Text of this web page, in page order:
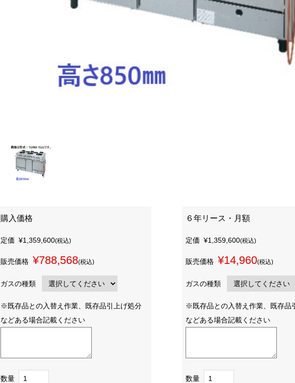
購入価格
定価 ¥1,359,600(税込)
販売価格 ¥788,568(税込)
ガスの種類
※既存品との入替え作業、既存品引上げ処分
などある場合記載ください
数量
６年リース・月額
定価 ¥1,359,600(税込)
販売価格 ¥14,960(税込)
ガスの種類
※既存品との入替え作業、既存品
などある場合記載ください
数量